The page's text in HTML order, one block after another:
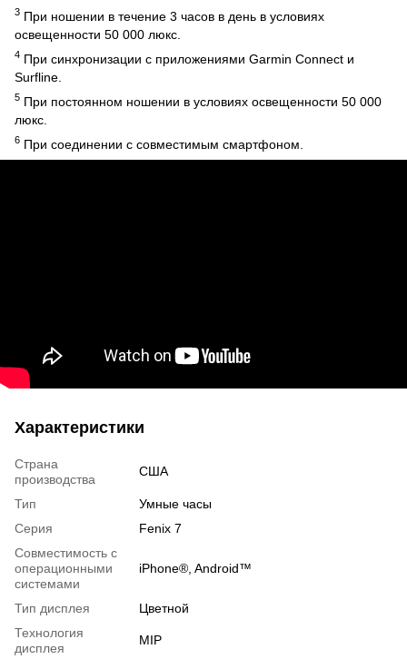
3 При ношении в течение 3 часов в день в условиях
освещенности 50 000 люкс.
4 При синхронизации с приложениями Garmin Connect и
Surfline.
5 При постоянном ношении в условиях освещенности 50 000
люкс.
6 При соединении с совместимым смартфоном.
Характеристики
Страна
производства
США
Тип
Умные часы
Серия
Fenix 7
Совместимость с
операционными
системами
iPhone®, Android™
Тип дисплея
Цветной
Технология
дисплея
MIP